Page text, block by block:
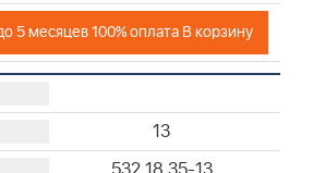
5 месяцев 100% оплата В корзину
13